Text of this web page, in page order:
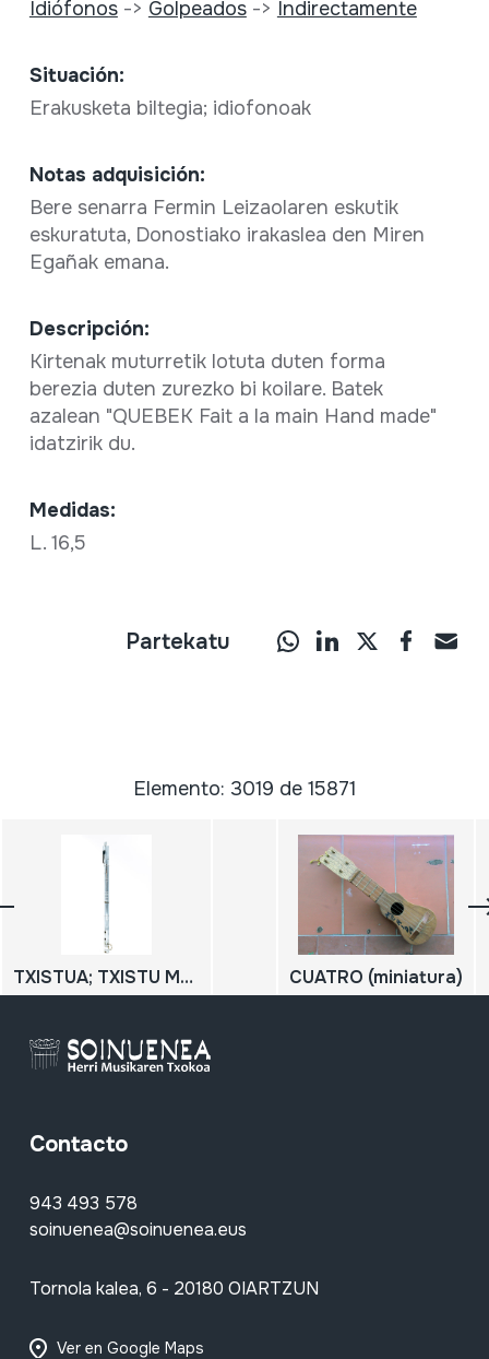
Idiófonos-> Golpeados-> Indirectamente
Situación:
Erakusketa biltegia; idiofonoak
Notas adquisición:
Bere senarra Fermin Leizaolaren eskutik
eskuratuta, Donostiako irakaslea den Miren
Egañak emana.
Descripción:
Kirtenak muturretik lotuta duten forma
berezia duten zurezko bi koilare. Batek
azalean "QUEBEK Fait a la main Hand made"
idatzirik du.
Medidas:
L. 16,5
Partekatu
Elemento: 3019 de 15871
TXISTUA; TXISTU METALIKOA CUATRO (miniatura)
Contacto
943 493 578
soinuenea@soinuenea.eus
Tornola kalea, 6 - 20180 OIARTZUN
Ver en Google Maps